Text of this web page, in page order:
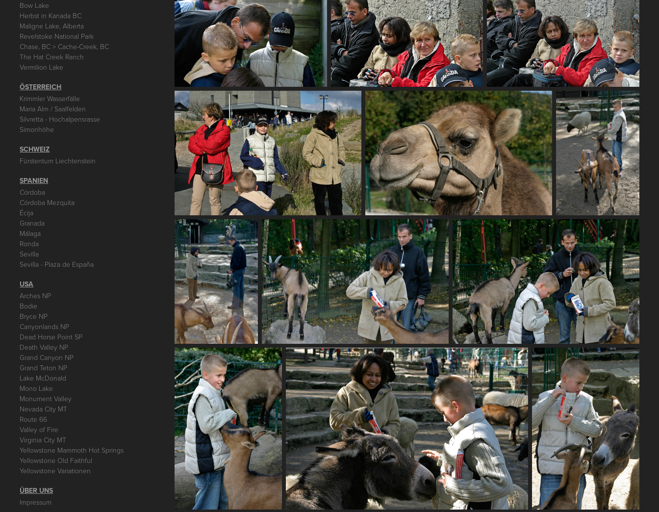
Bow Lake
Herbst in Kanada BC
Maligne Lake, Alberta
Revelstoke National Park
Chase, BC > Cache-Creek, BC
The Hat Creek Ranch
Vermilion Lake
ÖSTERREICH
Krimmler Wasserfälle
Maria Alm / Saalfelden
Silvretta - Hochalpensrasse
Simonhöhe
SCHWEIZ
Fürstentum Liechtenstein
SPANIEN
Córdoba
Córdoba Mezquita
Écija
Granada
Málaga
Ronda
Sevilla
Sevilla - Plaza de España
USA
Arches NP
Bodie
Bryce NP
Canyonlands NP
Dead Horse Point SP
Death Valley NP
Grand Canyon NP
Grand Teton NP
Lake McDonald
Mono Lake
Monument Valley
Nevada City MT
Route 66
Valley of Fire
Virginia City MT
Yellowstone Mammoth Hot Springs
Yellowstone Old Faithful
Yellowstone Variationen
ÜBER UNS
Impressum